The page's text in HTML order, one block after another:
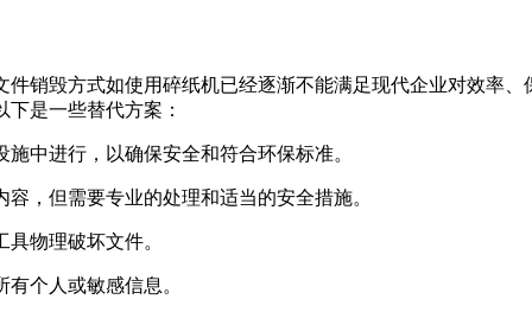
销毁方式如使用碎纸机已经逐渐不能满足现代企业对效率
是一些替代方案：
中进行，以确保安全和符合环保标准。
，但需要专业的处理和适当的安全措施。
物理破坏文件。
个人或敏感信息。